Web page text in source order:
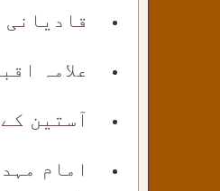
علامہ
آستین
امام